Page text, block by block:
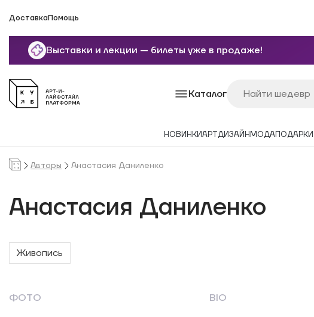
ДоставкаПомощь
Выставки и лекции — билеты уже в продаже!
Каталог
НОВИНКИАРТДИЗАЙН МОДАПОДАРКИ
Авторы Анастасия Даниленко
Анастасия Даниленко
Живопись
ФОТО BIO